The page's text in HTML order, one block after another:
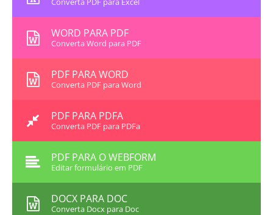
WORD PARA PDF
Converta Word para PDF
PDF PARA WORD
Converta PDF para Word
PDF PARA PDFA
Converta PDF para PDFa
PDF PARA O WEBFORM
Editar formulário em PDF
DOCX PARA DOC
Converta Docx para Doc